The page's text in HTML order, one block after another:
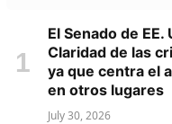
El Senado de
Claridad de las
ya que centra el
en otros lugares
July 30, 2026